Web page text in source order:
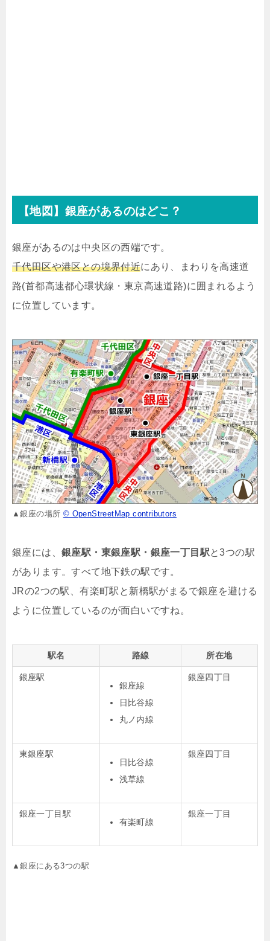
【地図】銀座があるのはどこ？
銀座があるのは中央区の西端です。
千代田区や港区との境界付近にあり、まわりを高速道
路(首都高速都心環状線・東京高速道路)に囲まれるよう
に位置しています。
▲銀座の場所 © OpenStreetMap contributors
銀座には、 銀座駅・東銀座駅・銀座一丁目駅と3つの駅
があります。すべて地下鉄の駅です。
JRの2つの駅、有楽町駅と新橋駅がまるで銀座を避ける
ように位置しているのが面白いですね。
駅名 路線 所在地
銀座駅
銀座線
日比谷線
丸ノ内線
銀座四丁目
東銀座駅
日比谷線
浅草線
銀座四丁目
銀座一丁目駅
有楽町線
銀座一丁目
▲銀座にある3つの駅